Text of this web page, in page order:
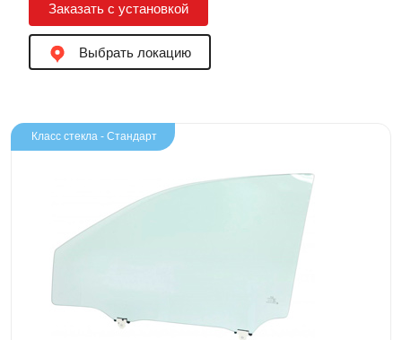
Заказать с установкой
Выбрать локацию
Класс стекла - Стандарт